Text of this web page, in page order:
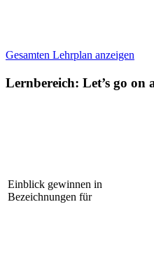
Gesamten Lehrplan anzeigen
Lernbereich: Let’s go on
Einblick gewinnen in
Bezeichnungen für